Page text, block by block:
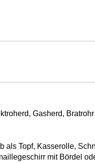
Gasherd, Bratrohr
als Topf, Kasserolle,
mit Bördel